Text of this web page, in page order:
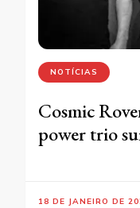
NOTÍCIAS
Cosmic
power trio
18 DE JANEIRO DE